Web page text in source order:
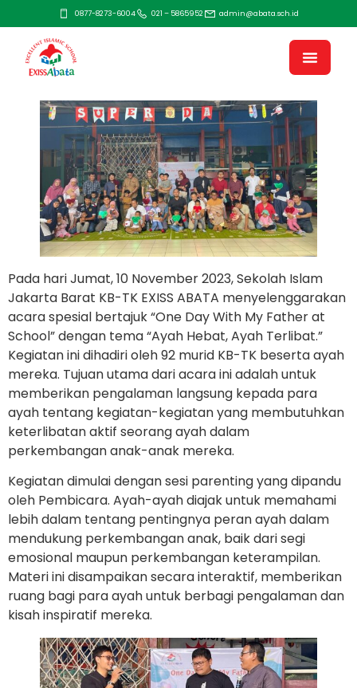
0877-8273-6004 021 – 5865952 admin@abata.sch.id
Pada hari Jumat, 10 November 2023, Sekolah Islam
Jakarta Barat KB-TK EXISS ABATA menyelenggarakan
acara spesial bertajuk “One Day With My Father at
School” dengan tema “Ayah Hebat, Ayah Terlibat.”
Kegiatan ini dihadiri oleh 92 murid KB-TK beserta ayah
mereka. Tujuan utama dari acara ini adalah untuk
memberikan pengalaman langsung kepada para
ayah tentang kegiatan-kegiatan yang membutuhkan
keterlibatan aktif seorang ayah dalam
perkembangan anak-anak mereka.
Kegiatan dimulai dengan sesi parenting yang dipandu
oleh Pembicara. Ayah-ayah diajak untuk memahami
lebih dalam tentang pentingnya peran ayah dalam
mendukung perkembangan anak, baik dari segi
emosional maupun perkembangan keterampilan.
Materi ini disampaikan secara interaktif, memberikan
ruang bagi para ayah untuk berbagi pengalaman dan
kisah inspiratif mereka.